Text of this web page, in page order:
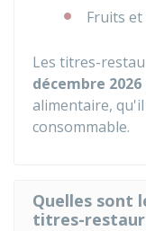
Fruits
Les titres-
décembre 2026
alimentaire,
consommable.
Quelles sont
titres-